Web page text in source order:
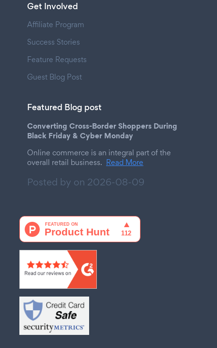
Get Involved
Affiliate Program
Success Stories
Feature Requests
Guest Blog Post
Featured Blog post
Converting Cross-Border Shoppers During
Black Friday & Cyber Monday
Online commerce is an integral part of the
overall retail business. Read More
Posted by on 2026-08-09